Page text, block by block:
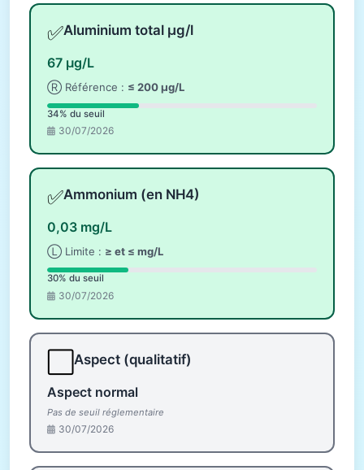
✅Aluminium total µg/l
67 µg/L
Ⓡ Référence : ≤ 200 µg/L
34% du seuil
30/07/2026
✅Ammonium (en NH4)
0,03 mg/L
Ⓛ Limite : ≥ et ≤ mg/L
30% du seuil
30/07/2026
Aspect (qualitatif)
Aspect normal
Pas de seuil réglementaire
30/07/2026